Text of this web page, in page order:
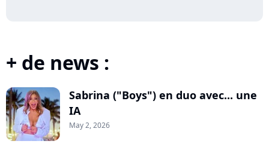
+ de news :
Sabrina ("Boys") en duo avec... une
IA
May 2, 2026